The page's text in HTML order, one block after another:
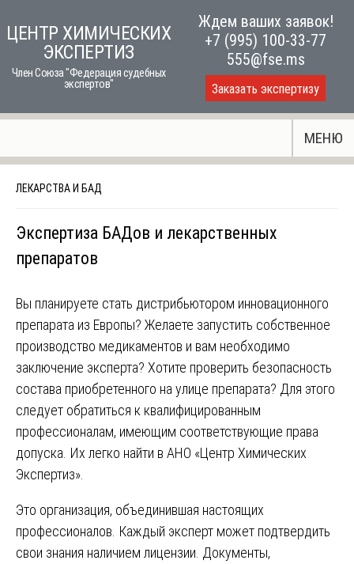
toЦЕНТР ХИМИЧЕСКИХ
ЭКСПЕРТИЗ
Член Союза "Федерация судебных
экспертов"
Ждем ваших заявок!
+7 (995) 100-33-77
555@fse.ms
Заказать экспертизу
МЕНЮ
ЛЕКАРСТВА И БАД
Экспертиза БАДов и лекарственных
препаратов
Вы планируете стать дистрибьютором инновационного
препарата из Европы? Желаете запустить собственное
производство медикаментов и вам необходимо
заключение эксперта? Хотите проверить безопасность
состава приобретенного на улице препарата? Для этого
следует обратиться к квалифицированным
профессионалам, имеющим соответствующие права
допуска. Их легко найти в АНО «Центр Химических
Экспертиз».
Это организация, объединившая настоящих
профессионалов. Каждый эксперт может подтвердить
свои знания наличием лицензии. Документы,